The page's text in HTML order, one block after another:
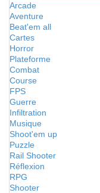
Arcade
Aventure
Beat'em all
Cartes
Horror
Plateforme
Combat
Course
FPS
Guerre
Infiltration
Musique
Shoot'em up
Puzzle
Rail Shooter
Réflexion
RPG
Shooter